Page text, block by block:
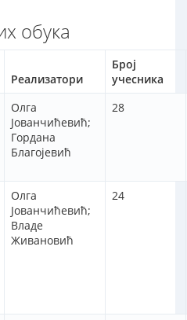
обука
Реализатори
Број
учесника
Олга
Јованчићевић;
Гордана
Благојевић
28
Олга
Јованчићевић;
Владе
Живановић
24